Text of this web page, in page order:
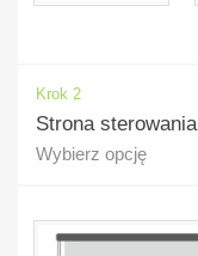
Ciemny dąb
szerokości)
Krok 2
Strona sterowania
Wybierz opcję